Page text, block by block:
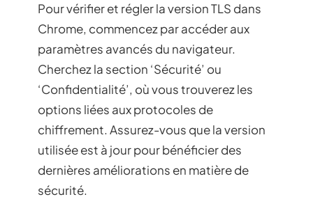
Pour vérifier et régler la version TLS dans
Chrome, commencez par accéder aux
paramètres avancés du navigateur.
Cherchez la section ‘Sécurité’ ou
‘Confidentialité’, où vous trouverez les
options liées aux protocoles de
chiffrement. Assurez-vous que la version
utilisée est à jour pour bénéficier des
dernières améliorations en matière de
sécurité.